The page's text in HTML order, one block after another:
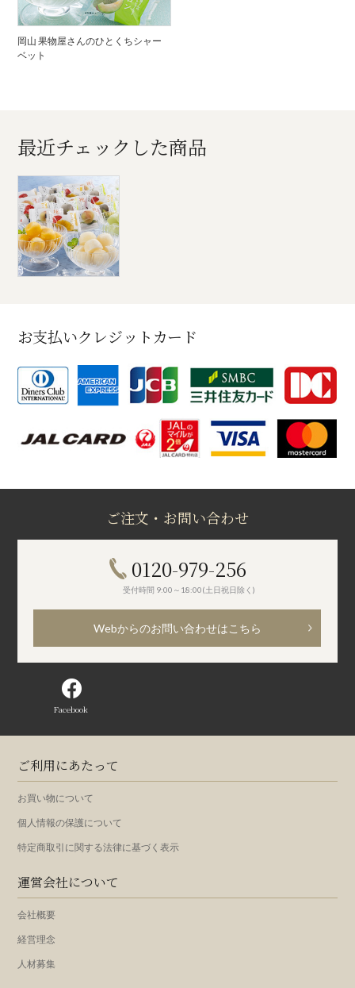
岡山 果物屋さんのひとくちシャー
ベット
最近チェックした商品
お支払いクレジットカード
ご注文・お問い合わせ
0120-979-256
受付時間 9:00～18:00(土日祝日除く)
Webからのお問い合わせはこちら
Facebook
ご利用にあたって
お買い物について
個人情報の保護について
特定商取引に関する法律に基づく表示
運営会社について
会社概要
経営理念
人材募集